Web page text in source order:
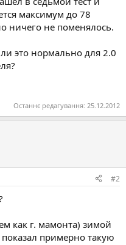
максимум до 78
ничего не поменялось.
это нормально для 2.0
Останнє редагування: 25.12.2012
#2
как г. мамонта) зимой
показал примерно такую